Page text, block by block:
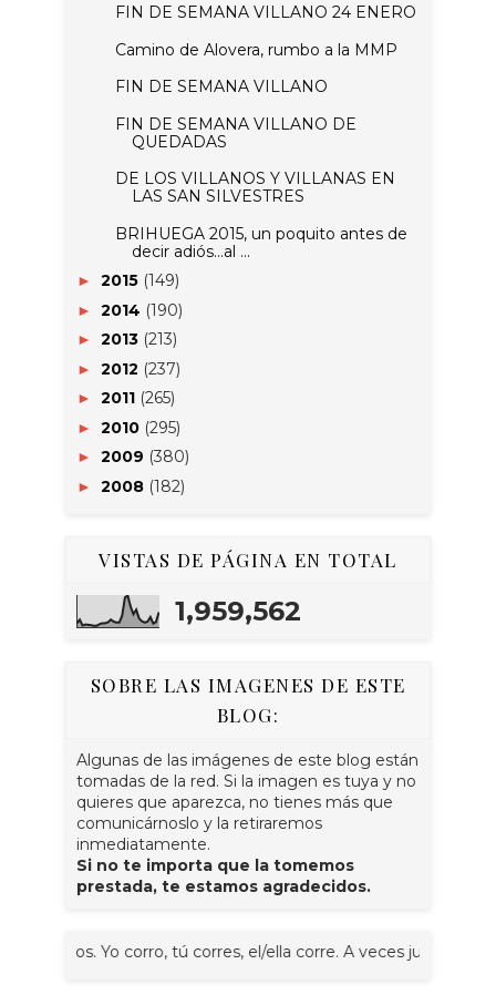
FIN DE SEMANA VILLANO 24 ENERO
Camino de Alovera, rumbo a la MMP
FIN DE SEMANA VILLANO
FIN DE SEMANA VILLANO DE
QUEDADAS
DE LOS VILLANOS Y VILLANAS EN
LAS SAN SILVESTRES
BRIHUEGA 2015, un poquito antes de
decir adiós…al ...
► 2015 (149)
► 2014 (190)
► 2013 (213)
► 2012 (237)
► 2011 (265)
► 2010 (295)
► 2009 (380)
► 2008 (182)
VISTAS DE PÁGINA EN TOTAL
1,959,562
SOBRE LAS IMAGENES DE ESTE
BLOG:
Algunas de las imágenes de este blog están
tomadas de la red. Si la imagen es tuya y no
quieres que aparezca, no tienes más que
comunicárnoslo y la retiraremos
inmediatamente.
Si no te importa que la tomemos
prestada, te estamos agradecidos.
Yo corro, tú corres, el/ella corre. A veces juntos,